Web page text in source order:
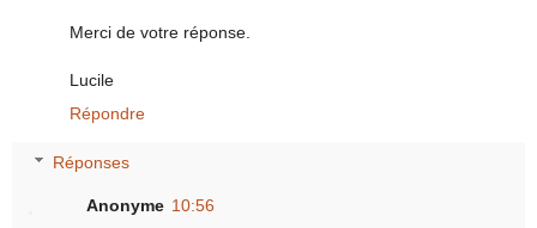
Merci de votre réponse.
Lucile
Répondre
Réponses
Anonyme 10:56